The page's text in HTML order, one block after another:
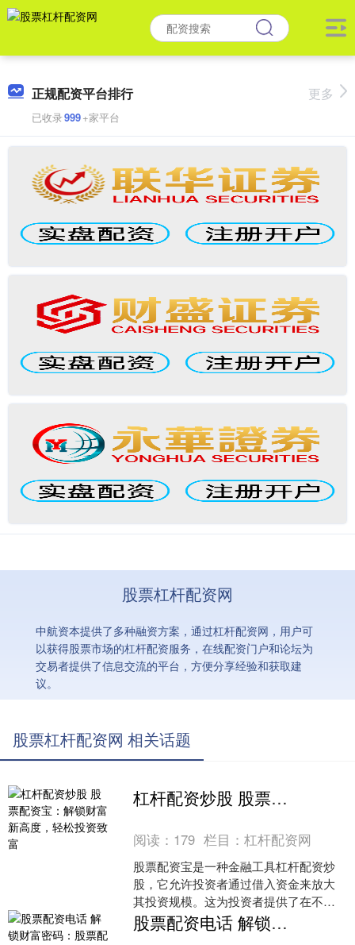
正规配资平台排行
已收录999+家平台
更多
股票杠杆配资网
中航资本提供了多种融资方案，通过杠杆配资网，用户可
以获得股票市场的杠杆配资服务，在线配资门户和论坛为
交易者提供了信息交流的平台，方便分享经验和获取建
议。
股票杠杆配资网 相关话题
杠杆配资炒股 股票配资宝：解锁财富新高度，轻松投资致富
阅读： 179 栏目：杠杆配资网
股票配资宝是一种金融工具杠杆配资炒
股，它允许投资者通过借入资金来放大
其投资规模。这为投资者提供了在不增
加自己资金的情况下增加潜在收益的机
会。 * **放大资金规....
股票配资电话 解锁财富密码：股票配资平台推荐